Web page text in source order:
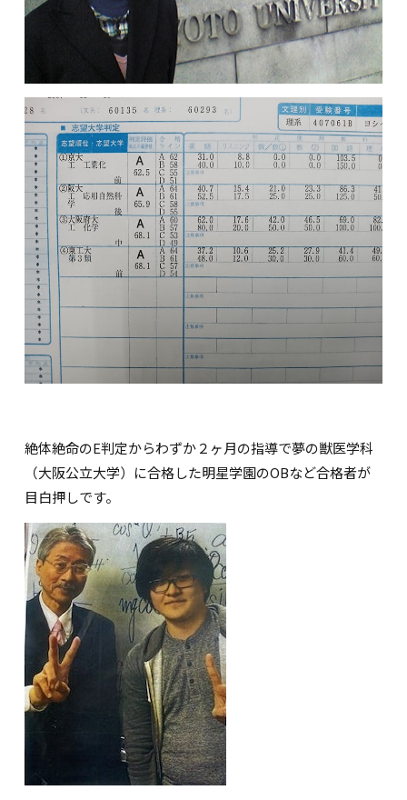
絶体絶命のE判定からわずか２ヶ月の指導で夢の獣医学科
（大阪公立大学）に合格した明星学園のOBなど合格者が
目白押しです。